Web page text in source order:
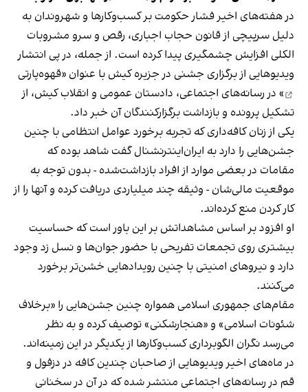
در هفته‌های اخیر فشار حکومت بر کسب‌وکارها و شهروندان به
دلیل سرپیچی از قانون حجاب اجباری، رقص و سرو مشروبات
الکلی افزایش چشمگیری پیدا کرده است. از جمله، در پی انتشار
ویدیوهایی از برگزاری جشنی در جزیره کیش با عنوان «قهوه‌پارتی
» در رسانه‌های اجتماعی، دادستان عمومی و انقلاب کیش، از
تشکیل پرونده و بازداشت برگزارکنندگان آن خبر داد.
یکی از زنان کافه‌داری که تجربه برخورد عوامل انتظامی با چنین
جشن‌هایی را دارد به ایران‌اینترنشنال گفت شاهد بوده که
مقامات در بعضی موارد از افراد بازداشت‌‌شده - بدون توجه به
موقعیت مالی‌شان - وثیقه چند میلیاردی دریافت کرده و آنها را از
کار کردن منع کرده‌اند.
او افزود بر اساس مشاهداتش بر این باور است که حساسیت
بیشتری روی تجمعات تفریحی با حضور جوان‌ها و نسل زد وجود
دارد و نیروهای امنیتی با چنین رویدادهایی خشن‌تر برخورد
می‌کنند.
مقام‌های جمهوری اسلامی همواره چنین جشن‌هایی را «برخلاف
شئونات اسلامی» و «هنجارشکنی» توصیف کرده و به نظر
می‌رسد نگران الگوبرداری کسب‌وکارها از یکدیگر در این زمینه‌اند.
در ماه‌های اخیر ویدیوهایی از صاحبان چندین کافه در دزفول و
قم در رسانه‌های اجتماعی منتشر شده که در آن در سخنانی